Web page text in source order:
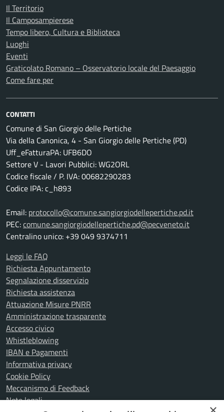
Il Territorio
Il Camposampierese
Tempo libero, Cultura e Biblioteca
Luoghi
Eventi
Graticolato Romano – Osservatorio locale del Paesaggio
Come fare per
CONTATTI
Comune di San Giorgio delle Pertiche
Via della Canonica, 4 - San Giorgio delle Pertiche (PD)
Uff_eFatturaPA: UFB6DO
Settore V - Lavori Pubblici: WG2ORL
Codice fiscale / P. IVA: 00682290283
Codice IPA: c_h893
Email: protocollo@comune.sangiorgiodellepertiche.pd.it
PEC:comune.sangiorgiodellepertiche.pd@pecveneto.it
Centralino unico: +39 049 9374711
Leggi le FAQ
Richiesta Appuntamento
Segnalazione disservizio
Richiesta assistenza
Attuazione Misure PNRR
Amministrazione trasparente
Accesso civico
Whistleblowing
IBAN e Pagamenti
Informativa privacy
Cookie Policy
Meccanismo di Feedback
Note legali